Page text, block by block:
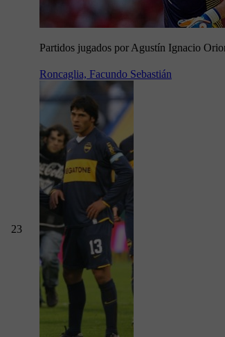
Partidos jugados por Agustín Ignacio
23
Roncaglia, Facundo Sebastián